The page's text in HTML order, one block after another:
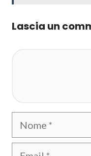
Lascia un
Nome
Email